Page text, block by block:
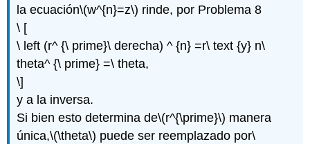
la ecuación\(w^{n}=z\) rinde, por Problema 8
\ [
\ left (r^ {\ prime}\ derecha) ^ {n} =r\ text {y} n\
theta^ {\ prime} =\ theta,
\]
y a la inversa.
Si bien esto determina de\(r^{\prime}\) manera
única,\(\theta\) puede ser reemplazado por\